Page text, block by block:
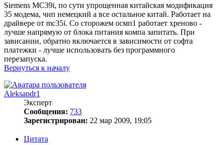
Siemens MC39i, по сути упрощенная китайская модификация
35 модема, чип немецкий а все остальное китай. Работает на
драйвере от mc35i. Со сторожем осмп1 работает хреново -
лучше напрямую от блока питания компа запитать. При
зависании, обратно включается в зависимости от софта
платежки - лучше использовать без программного
перезапуска.
Вернуться к началу
Aleksandr1
Эксперт
Сообщения: 733
Зарегистрирован: 22 мар 2009, 19:05
Цитата